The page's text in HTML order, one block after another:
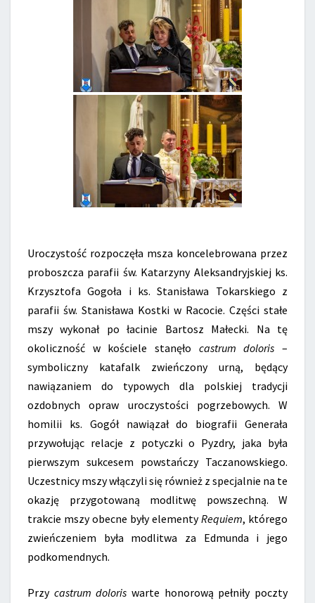
Uroczystość rozpoczęła msza koncelebrowana przez
proboszcza parafii św. Katarzyny Aleksandryjskiej ks.
Krzysztofa Gogoła i ks. Stanisława Tokarskiego z
parafii św. Stanisława Kostki w Racocie. Części stałe
mszy wykonał po łacinie Bartosz Małecki. Na tę
okoliczność w kościele stanęło castrum doloris –
symboliczny katafalk zwieńczony urną, będący
nawiązaniem do typowych dla polskiej tradycji
ozdobnych opraw uroczystości pogrzebowych. W
homilii ks. Gogół nawiązał do biografii Generała
przywołując relacje z potyczki o Pyzdry, jaka była
pierwszym sukcesem powstańczy Taczanowskiego.
Uczestnicy mszy włączyli się również z specjalnie na te
okazję przygotowaną modlitwę powszechną. W
trakcie mszy obecne były elementyRequiem, którego
zwieńczeniem była modlitwa za Edmunda i jego
podkomendnych.
Przy castrum doloris warte honorową pełniły poczty